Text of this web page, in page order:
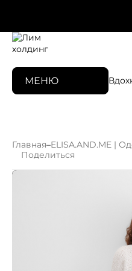
МЕНЮ
Главная–ELISA.AND.ME |
Поделиться